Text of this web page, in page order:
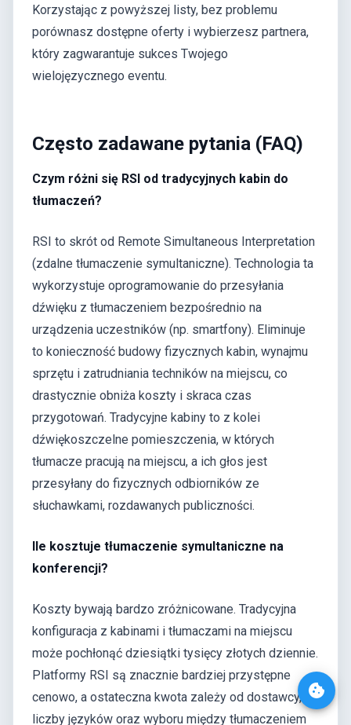
Korzystając z powyższej listy, bez problemu
porównasz dostępne oferty i wybierzesz partnera,
który zagwarantuje sukces Twojego
wielojęzycznego eventu.
Często zadawane pytania (FAQ)
Czym różni się RSI od tradycyjnych kabin do
tłumaczeń?
RSI to skrót od Remote Simultaneous Interpretation
(zdalne tłumaczenie symultaniczne). Technologia ta
wykorzystuje oprogramowanie do przesyłania
dźwięku z tłumaczeniem bezpośrednio na
urządzenia uczestników (np. smartfony). Eliminuje
to konieczność budowy fizycznych kabin, wynajmu
sprzętu i zatrudniania techników na miejscu, co
drastycznie obniża koszty i skraca czas
przygotowań. Tradycyjne kabiny to z kolei
dźwiękoszczelne pomieszczenia, w których
tłumacze pracują na miejscu, a ich głos jest
przesyłany do fizycznych odbiorników ze
słuchawkami, rozdawanych publiczności.
Ile kosztuje tłumaczenie symultaniczne na
konferencji?
Koszty bywają bardzo zróżnicowane. Tradycyjna
konfiguracja z kabinami i tłumaczami na miejscu
może pochłonąć dziesiątki tysięcy złotych dziennie.
Platformy RSI są znacznie bardziej przystępne
cenowo, a ostateczna kwota zależy od dostawcy,
liczby języków oraz wyboru między tłumaczeniem